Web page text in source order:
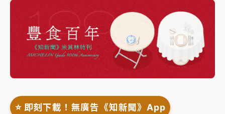
⭐️ 即刻下載！無廣告《知新聞》App